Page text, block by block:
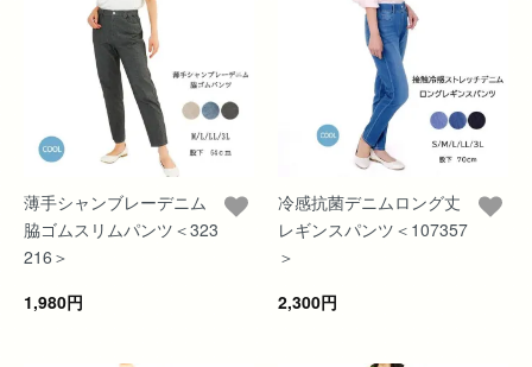
薄手シャンブレーデニム
脇ゴムスリムパンツ＜323
216＞
1,980円
冷感抗菌デニムロング丈
レギンスパンツ＜107357
＞
2,300円